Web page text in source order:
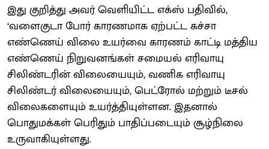
இது குறித்து அவர் வெளியிட்ட எக்ஸ் பதிவில்,
‘வளைகுடா போர் காரணமாக ஏற்பட்ட கச்சா
எண்ணெய் விலை உயர்வை காரணம் காட்டி மத்திய
எண்ணெய் நிறுவனங்கள் சமையல் எரிவாயு
சிலிண்டரின் விலையையும், வணிக எரிவாயு
சிலிண்டர் விலையையும், பெட்ரோல் மற்றும் டீசல்
விலைகளையும் உயர்த்தியுள்ளன. இதனால்
பொதுமக்கள் பெரிதும் பாதிப்படையும் சூழ்நிலை
உருவாகியுள்ளது.